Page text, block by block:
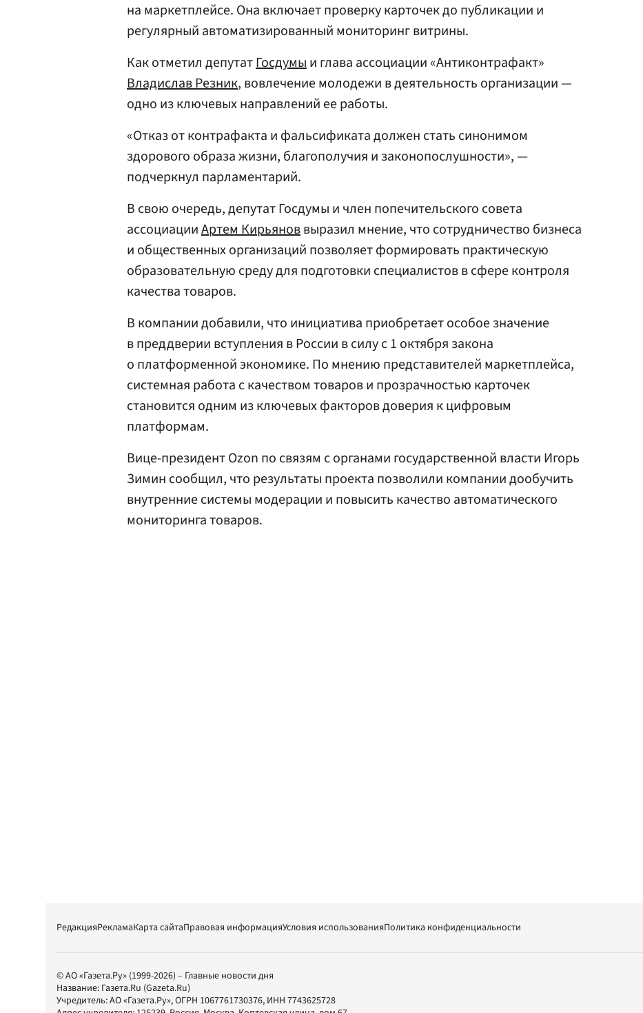
на маркетплейсе. Она включает проверку карточек до публикации и
регулярный автоматизированный мониторинг витрины.
Как отметил депутатГосдумыи глава ассоциации «Антиконтрафакт»
Владислав Резник, вовлечение молодежи в деятельность организации —
одно из ключевых направлений ее работы.
«Отказ от контрафакта и фальсификата должен стать синонимом
здорового образа жизни, благополучия и законопослушности», —
подчеркнул парламентарий.
В свою очередь, депутат Госдумы и член попечительского совета
ассоциацииАртем Кирьяноввыразил мнение, что сотрудничество бизнеса
и общественных организаций позволяет формировать практическую
образовательную среду для подготовки специалистов в сфере контроля
качества товаров.
В компании добавили, что инициатива приобретает особое значение
в преддверии вступления в России в силу с 1 октября закона
о платформенной экономике. По мнению представителей маркетплейса,
системная работа с качеством товаров и прозрачностью карточек
становится одним из ключевых факторов доверия к цифровым
платформам.
Вице-президент Ozon по связям с органами государственной власти Игорь
Зимин сообщил, что результаты проекта позволили компании дообучить
внутренние системы модерации и повысить качество автоматического
мониторинга товаров.
РедакцияРекламаКарта сайтаПравовая информацияУсловия использованияПолитика конфиденциальности
© АО «Газета.Ру» (1999-2026) – Главные новости дня
Название: Газета.Ru (Gazeta.Ru)
Учредитель:АО «Газета.Ру», ОГРН 1067761730376, ИНН 7743625728